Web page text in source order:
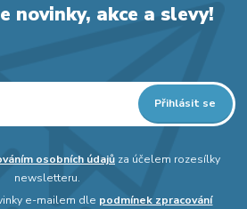
novinky, akce a slevy!
Přihlásit se
osobních údajůza účelem rozesílky
newsletteru.
e-mailem dle podmínek zpracování